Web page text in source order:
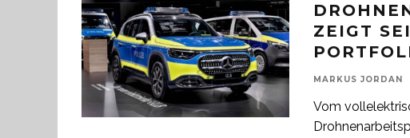
ZEIGT
MARKUS JORDAN
Vom